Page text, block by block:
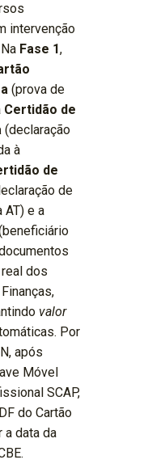
intervenção
Fase 1,
(prova de
Certidão de
(declaração
à
de
de
AT) e a
dos
valor
Por
após
Móvel
SCAP,
do Cartão
a data da